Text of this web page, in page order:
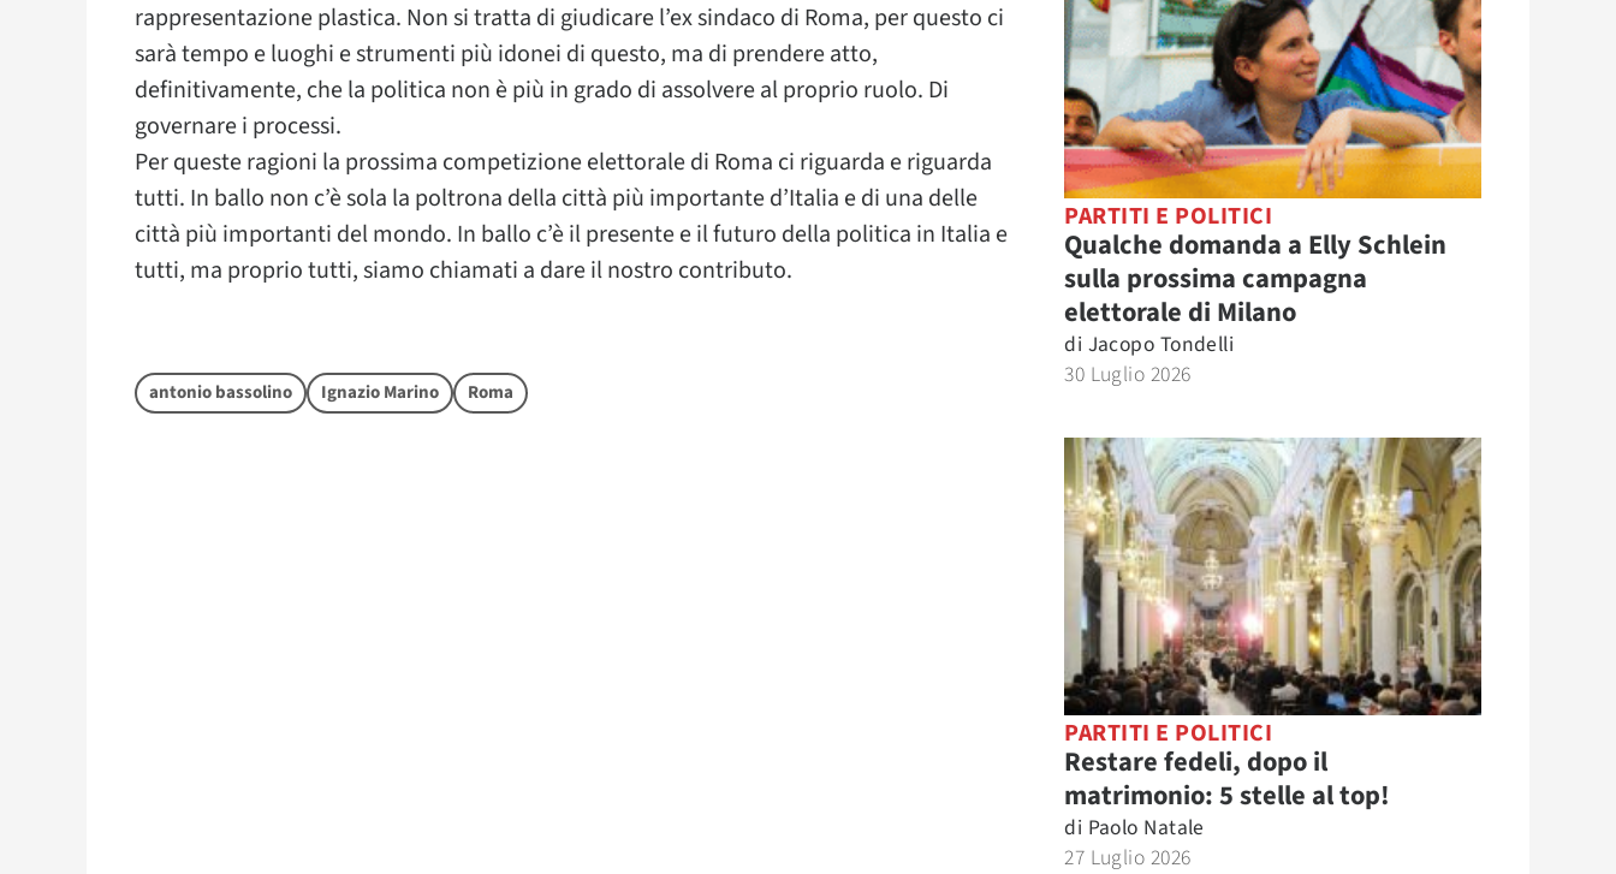
rappresentazione plastica. Non si tratta di giudicare l’ex sindaco di Roma, per questo ci
sarà tempo e luoghi e strumenti più idonei di questo, ma di prendere atto,
definitivamente, che la politica non è più in grado di assolvere al proprio ruolo. Di
governare i processi.
Per queste ragioni la prossima competizione elettorale di Roma ci riguarda e riguarda
tutti. In ballo non c’è sola la poltrona della città più importante d’Italia e di una delle
città più importanti del mondo. In ballo c’è il presente e il futuro della politica in Italia e
tutti, ma proprio tutti, siamo chiamati a dare il nostro contributo.
antonio bassolino Ignazio Marino Roma
PARTITI E POLITICI
Qualche domanda a Elly Schlein
sulla prossima campagna
elettorale di Milano
di Jacopo Tondelli
30 Luglio 2026
PARTITI E POLITICI
Restare fedeli, dopo il
matrimonio: 5 stelle al top!
di Paolo Natale
27 Luglio 2026